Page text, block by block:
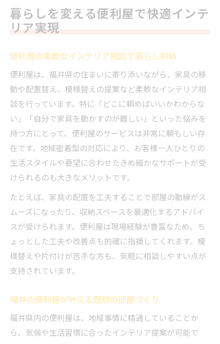
インテリア相談に便利屋が頼られる理由とは
地域密着便利屋が信頼される理由を解説
便利屋の対応力がインテリア相談で活きる
安心して相談できる便利屋の強み紹介
便利屋が選ばれるインテリア相談の魅力
家具の配置や模様替えも便利屋がサポート
便利屋の家具移動サポートで間取り最適化
模様替えの悩みは便利屋が迅速に解決
便利屋の模様替えサポートが人気の理由
福井で相談するなら便利屋のインテリア提案
福井の便利屋が提案する理想のインテリア
便利屋のインテリア相談で安心の空間作り
福井住まい専門の便利屋が寄り添う提案
インテリア提案も福井の便利屋がサポート
理想の部屋づくりは便利屋の提案から始まる
便利屋の提案で理想の部屋を実現する方法
暮らしを変える便利屋で快適インテ
リア実現
便利屋の柔軟なインテリア相談で暮らし刷新
便利屋は、福井県の住まいに寄り添いながら、家具の移
動や配置替え、模様替えの提案など柔軟なインテリア相
談を行っています。特に「どこに頼めばいいかわからな
い」「自分で家具を動かすのが難しい」といった悩みを
持つ方にとって、便利屋のサービスは非常に頼もしい存
在です。地域密着型の対応により、お客様一人ひとりの
生活スタイルや要望に合わせたきめ細かなサポートが受
けられるのも大きなメリットです。
たとえば、家具の配置を工夫することで部屋の動線がス
ムーズになったり、収納スペースを最適化するアドバイ
スが受けられます。便利屋は現場経験が豊富なため、ち
ょっとした工夫や改善点も的確に指摘してくれます。模
様替えや片付けが苦手な方も、気軽に相談しやすい点が
支持されています。
福井の便利屋が叶える理想の部屋づくり
福井県内の便利屋は、地域事情に精通していることか
ら、気候や生活習慣に合ったインテリア提案が可能で